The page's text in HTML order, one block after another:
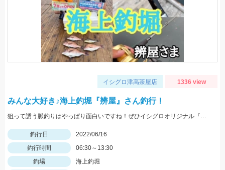
イシグロ津高茶屋店 1336 view
みんな大好き♪海上釣堀『辨屋』さん釣行！
狙って誘う脈釣りはやっぱり面白いですね！ぜひイシグロオリジナル『プロミネント海上釣堀脈釣りSP』を使用してみてください！
釣行日
2022/06/16
釣行時間
06:30～13:30
釣場
海上釣堀